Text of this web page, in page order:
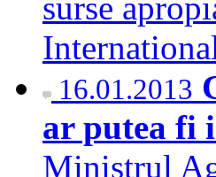
16.01.2013
ar putea fi
Ministrul